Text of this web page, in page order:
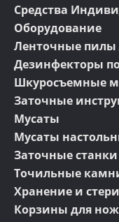
Средства
Оборудование
Ленточные пилы
Дезинфекторы
Шкуросъемные
Заточные
Мусаты
Мусаты
Заточные станки
Точильные
Хранение и
Корзины для